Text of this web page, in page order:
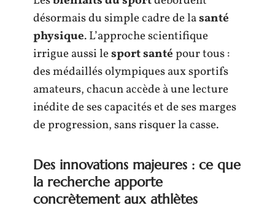
désormais du simple cadre de lasanté
physique. L’approche scientifique
irrigue aussi lesport santépour tous :
des médaillés olympiques aux sportifs
amateurs, chacun accède à une lecture
inédite de ses capacités et de ses marges
de progression, sans risquer la casse.
Des innovations majeures : ce que
la recherche apporte
concrètement aux athlètes